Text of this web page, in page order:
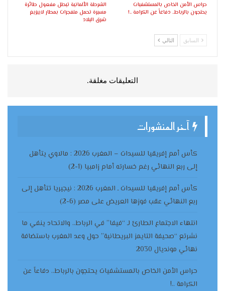
حراس الأمن الخاص بالمستشفيات
يحتجون بالرباط.. دفاعاً عن الكرامة ..!
الشرطة الألمانية تبطل مفعول طائرة
مسيرة تحمل متفجرات بمطار لايبزيغ
شرق البلاد
السابق التالي
التعليقات مغلقة.
آخر المنشورات
كأس أمم إفريقيا للسيدات – المغرب 2026 : مالاوي يتأهل
إلى ربع النهائي رغم خسارته أمام زامبيا (1-2)
كأس أمم إفريقيا للسيدات ـ المغرب 2026 : نيجيريا تتأهل إلى
ربع النهائي عقب فوزها العريض على مصر (6-2)
انتهاء الاجتماع الطارئ لـ “فيفا” في الرباط.. والاتحاد ينفي ما
نشرتع “صحيفة التايمز البريطانية” حول وعد المغرب باستضافة
نهائي مونديال 2030
حراس الأمن الخاص بالمستشفيات يحتجون بالرباط.. دفاعاً عن
الكرامة ..!